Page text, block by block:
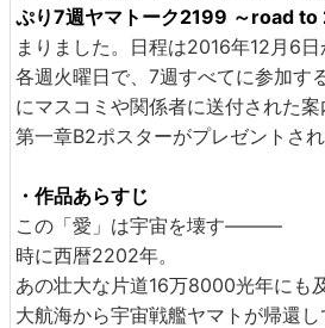
ぷり7週ヤマトーク2199 ～road to
まりました。日程は2016年12月6
各週火曜日で、7週すべてに参加す
にマスコミや関係者に送付された案
第一章B2ポスターがプレゼントされ
・作品あらすじ
この「愛」は宇宙を壊す―――
時に西暦2202年。
あの壮大な片道16万8000光年にも
大航海から宇宙戦艦ヤマトが帰還